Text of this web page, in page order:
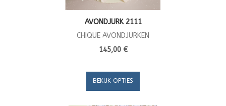
AVONDJURK 2111
CHIQUE AVONDJURKEN
145,00 €
BEKIJK OPTIES